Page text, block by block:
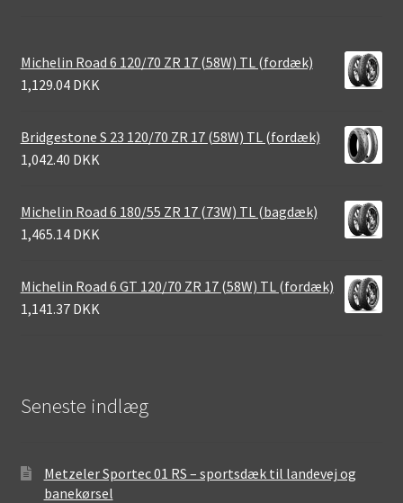
Michelin Road 6 120/70 ZR 17 (58W) TL (fordæk)
1,129.04 DKK
Bridgestone S 23 120/70 ZR 17 (58W) TL (fordæk)
1,042.40 DKK
Michelin Road 6 180/55 ZR 17 (73W) TL (bagdæk)
1,465.14 DKK
Michelin Road 6 GT 120/70 ZR 17 (58W) TL (fordæk)
1,141.37 DKK
Seneste indlæg
Metzeler Sportec 01 RS – sportsdæk til landevej og
banekørsel